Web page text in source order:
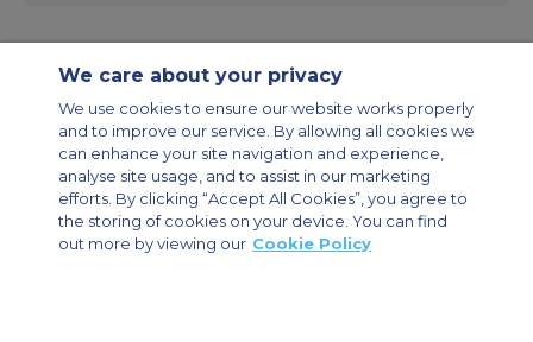
اتصل بنا عن الشركة خريطة الموقع
مواقع ACS
سياسة سجل التصفّح
الطائرات المؤجرة الخاصة
المجموعة الميثاق تأجير طائرات الشحن دليل الطائرة
Private Charter App
We care about your privacy
We use cookies to ensure our website works properly
and to improve our service. By allowing all cookies we
can enhance your site navigation and experience,
analyse site usage, and to assist in our marketing
efforts. By clicking “Accept All Cookies”, you agree to
the storing of cookies on your device. You can find
out more by viewing our Cookie Policy